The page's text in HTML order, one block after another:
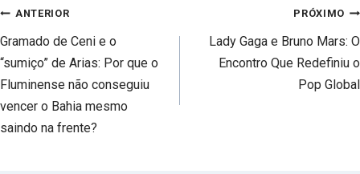
Navegação
de
Post
ANTERIOR
Gramado de Ceni e o
“sumiço” de Arias: Por que o
Fluminense não conseguiu
vencer o Bahia mesmo
saindo na frente?
PRÓXIMO
Lady Gaga e Bruno Mars: O
Encontro Que Redefiniu o
Pop Global